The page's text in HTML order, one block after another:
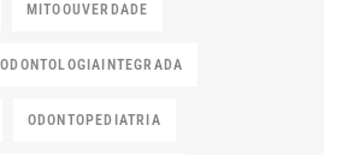
MITOOUVERDADE
ODONTOLOGIAINTEGRADA
ODONTOPEDIATRIA